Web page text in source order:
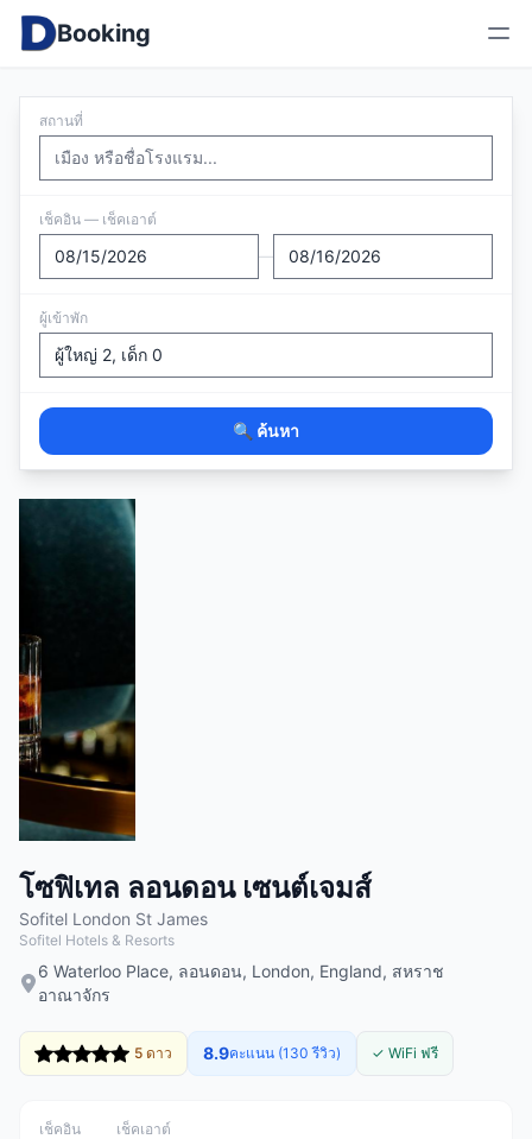
Booking
สถานที่
เช็คอิน — เช็คเอาต์
—
ผู้เข้าพัก
🔍 ค้นหา
โซฟิเทล ลอนดอน เซนต์เจมส์
Sofitel London St James
Sofitel Hotels & Resorts
6 Waterloo Place, ลอนดอน, London, England, สหราช
อาณาจักร
5 ดาว 8.9คะแนน (130 รีวิว) ✓ WiFi ฟรี
เช็คอิน เช็คเอาต์